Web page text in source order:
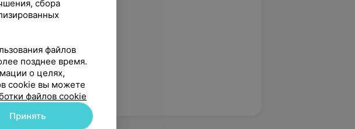
сбора
файлов
позднее время.
о целях,
cookie вы можете
файлов cookie
Принять